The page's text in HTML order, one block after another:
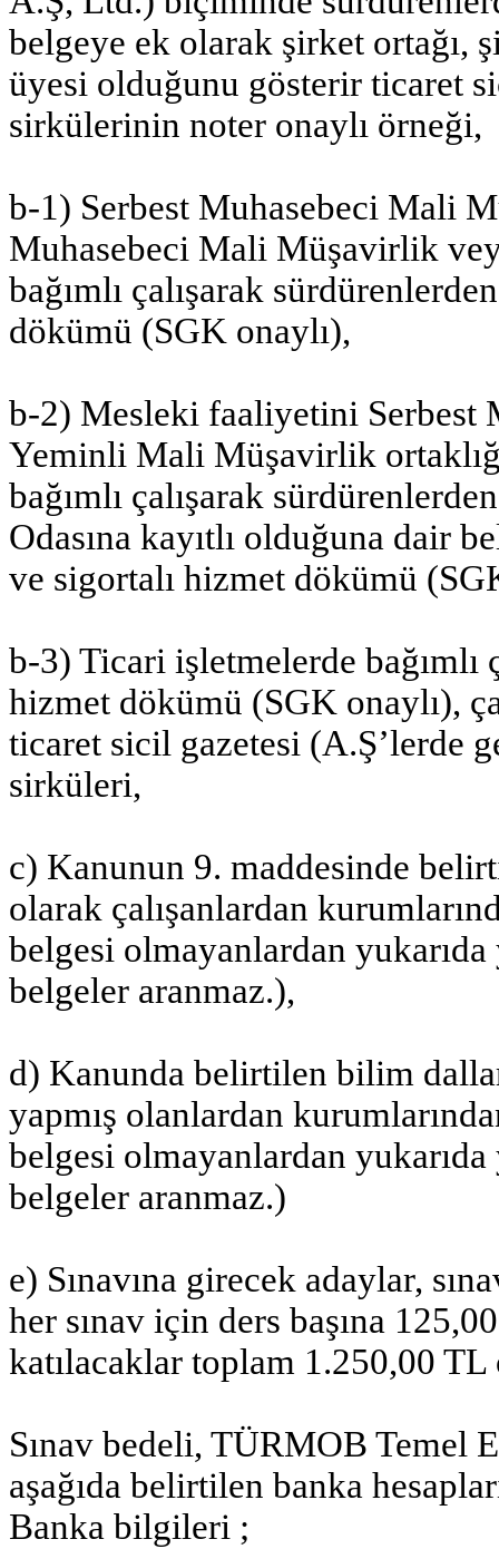
belgeye ek olarak şirket ortağı,
üyesi olduğunu gösterir ticaret
sirkülerinin noter onaylı örneği,
b-1) Serbest Muhasebeci Mali
Muhasebeci Mali Müşavirlik
bağımlı çalışarak
dökümü (SGK onaylı),
b-2) Mesleki faaliyetini Serbest
Yeminli Mali Müşavirlik
bağımlı çalışarak
Odasına kayıtlı olduğuna dair
ve sigortalı hizmet dökümü
b-3) Ticari işletmelerde bağımlı
hizmet dökümü (SGK onaylı),
ticaret sicil gazetesi (A.Ş’lerde
sirküleri,
c) Kanunun 9. maddesinde
olarak çalışanlardan
belgesi olmayanlardan
belgeler aranmaz.),
d) Kanunda belirtilen bilim
yapmış olanlardan
belgesi olmayanlardan
belgeler aranmaz.)
e) Sınavına girecek adaylar,
her sınav için ders başına
katılacaklar toplam 1.250,00 TL
Sınav bedeli, TÜRMOB Temel
aşağıda belirtilen banka
Banka bilgileri ;